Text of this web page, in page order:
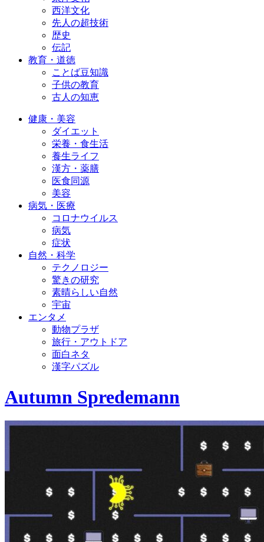
西洋文化
先人の超技術
歴史
伝記
教育・道徳
ことば豆知識
子供の教育
古人の知恵
健康・美容
ダイエット
栄養・食生活
養生ライフ
漢方・薬膳
医食同源
美容
病気・医療
コロナウイルス
病気
症状
自然・科学
テクノロジー
驚きの研究
素晴らしい自然
宇宙
エンタメ
動物プラザ
旅行・アウトドア
面白ネタ
漢字パズル
Autumn Spredemann